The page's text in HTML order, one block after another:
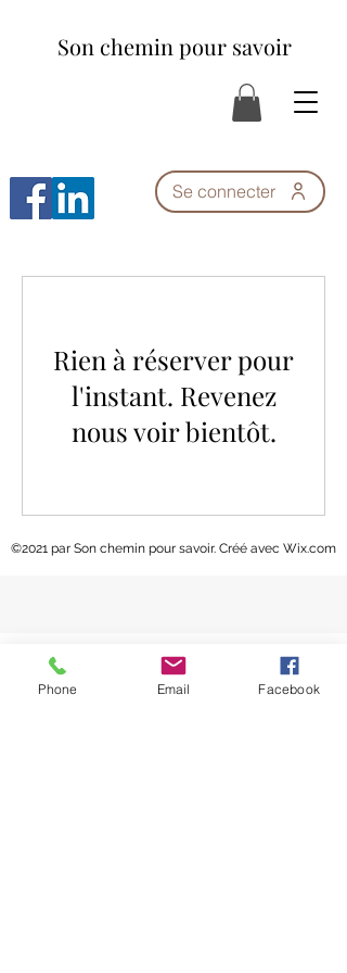
Son chemin pour savoir
Se connecter
Rien à réserver pour
l'instant. Revenez
nous voir bientôt.
©2021 par Son chemin pour savoir. Créé avec Wix.com
Phone Email Facebook